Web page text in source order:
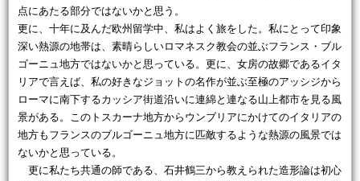
点にあたる部分ではないかと思う。
更に、十年に及んだ欧州留学中、私はよく旅をした。私にとって印象
深い熱源の地帯は、素晴らしいロマネスク教会の並ぶフランス・ブル
ゴーニュ地方ではないかと思っている。更に、女房の故郷であるイタ
リアで言えば、私の好きなジョットの名作が並ぶ至極のアッシジから
ローマに南下するカッシア街道沿いに連綿と連なる山上都市を見る風
景がある。このトスカーナ地方からウンブリアにかけてのイタリアの
地方もフランスのブルゴーニュ地方に匹敵するような熱源の風景では
ないかと思っている。
更に私たち共通の師である、石井鶴三から教えられた造形論は初心